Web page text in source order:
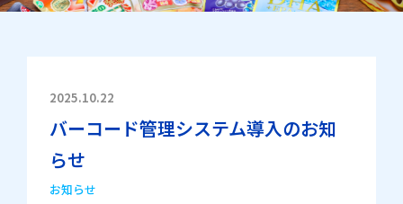
2025.10.22
バーコード管理システム導入のお知
らせ
お知らせ